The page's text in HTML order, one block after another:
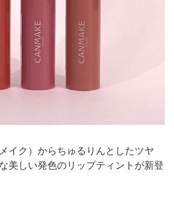
イク）からちゅるりんとしたツヤ
美しい発色のリップティントが新登